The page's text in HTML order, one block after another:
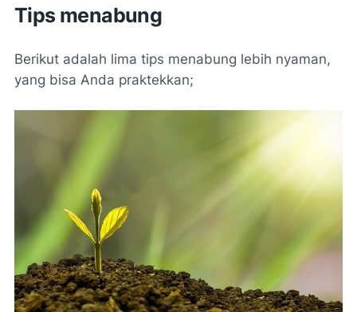
Tips menabung
Berikut adalah lima tips menabung lebih nyaman,
yang bisa Anda praktekkan;